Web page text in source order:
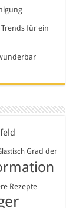
für ein
Grad der
Rezepte